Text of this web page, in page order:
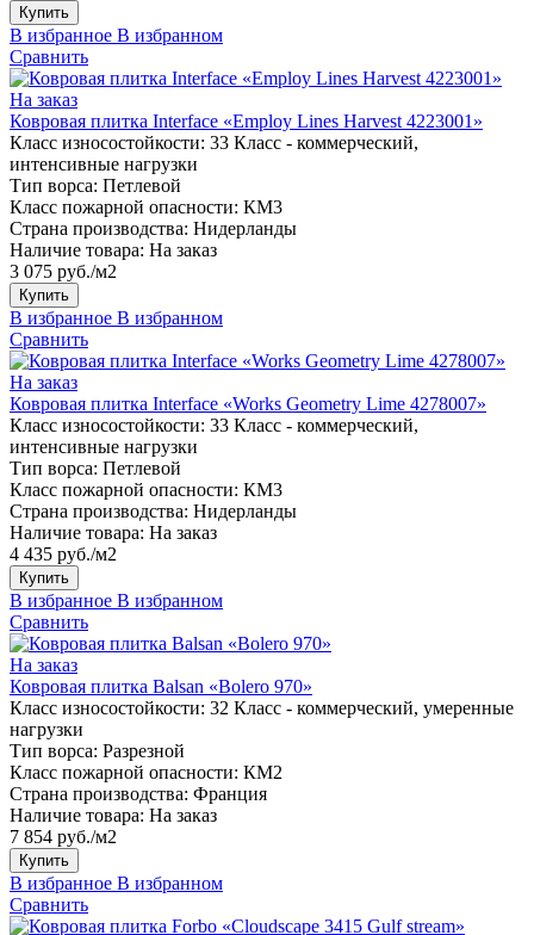
Купить
В избранное В избранном
Сравнить
На заказ
Ковровая плитка Interface «Employ Lines Harvest 4223001»
Класс износостойкости: 33 Класс - коммерческий,
интенсивные нагрузки
Тип ворса: Петлевой
Класс пожарной опасности: КМ3
Страна производства: Нидерланды
Наличие товара: На заказ
3 075 руб./м2
Купить
В избранное В избранном
Сравнить
На заказ
Ковровая плитка Interface «Works Geometry Lime 4278007»
Класс износостойкости: 33 Класс - коммерческий,
интенсивные нагрузки
Тип ворса: Петлевой
Класс пожарной опасности: КМ3
Страна производства: Нидерланды
Наличие товара: На заказ
4 435 руб./м2
Купить
В избранное В избранном
Сравнить
На заказ
Ковровая плитка Balsan «Bolero 970»
Класс износостойкости: 32 Класс - коммерческий, умеренные
нагрузки
Тип ворса: Разрезной
Класс пожарной опасности: КМ2
Страна производства: Франция
Наличие товара: На заказ
7 854 руб./м2
Купить
В избранное В избранном
Сравнить